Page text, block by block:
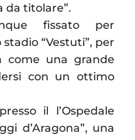
da titolare”.
fissato per
“Vestuti”, per
come una grande
con un ottimo
il l’Ospedale
d’Aragona”, una